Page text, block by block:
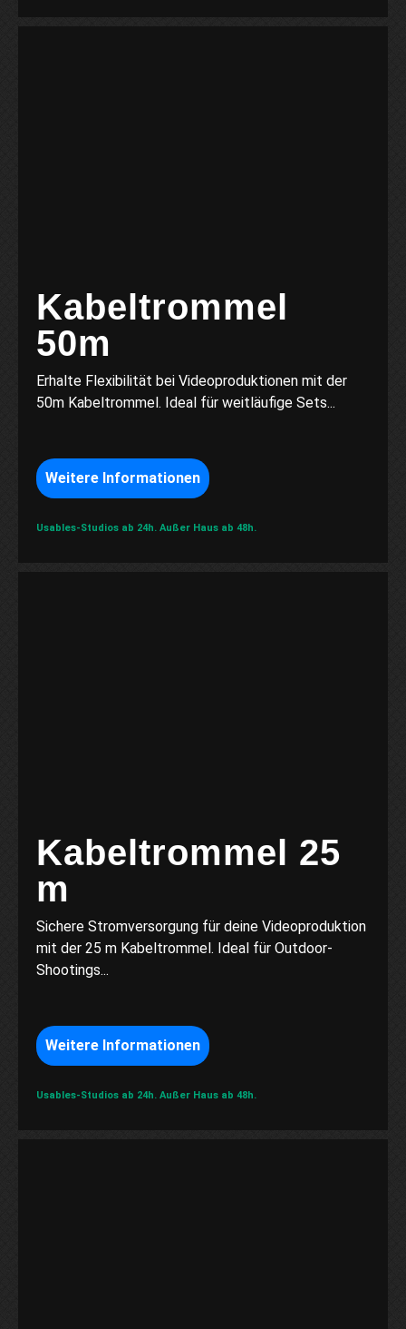
Kabeltrommel
50m
Erhalte Flexibilität bei Videoproduktionen mit der
50m Kabeltrommel. Ideal für weitläufige Sets...
Weitere Informationen
Usables-Studios ab 24h. Außer Haus ab 48h.
Kabeltrommel 25
m
Sichere Stromversorgung für deine Videoproduktion
mit der 25 m Kabeltrommel. Ideal für Outdoor-
Shootings...
Weitere Informationen
Usables-Studios ab 24h. Außer Haus ab 48h.